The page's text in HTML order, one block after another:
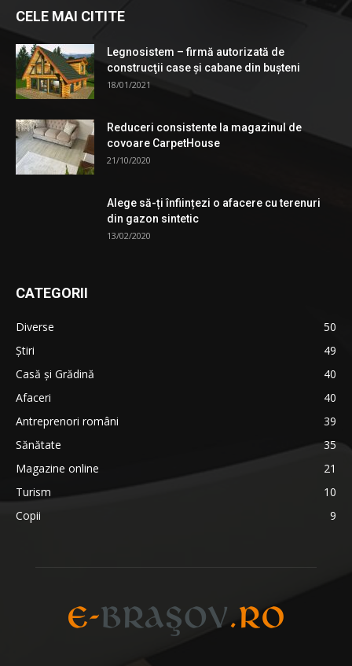
CELE MAI CITITE
Legnosistem – firmă autorizată de
construcţii case și cabane din bușteni
18/01/2021
Reduceri consistente la magazinul de
covoare CarpetHouse
21/10/2020
Alege să-ți înființezi o afacere cu terenuri
din gazon sintetic
13/02/2020
CATEGORII
Diverse
50
Știri
49
Casă și Grădină
40
Afaceri
40
Antreprenori români
39
Sănătate
35
Magazine online
21
Turism
10
Copii
9